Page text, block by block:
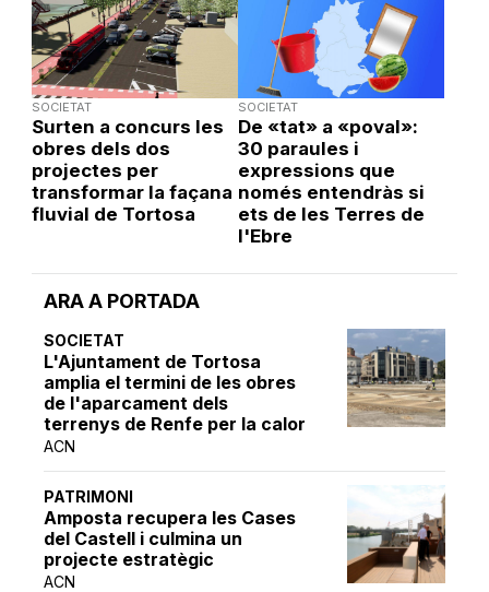
ARA A PORTADA
SOCIETAT
L'Ajuntament de Tortosa
amplia el termini de les obres
de l'aparcament dels
terrenys de Renfe per la calor
ACN
PATRIMONI
Amposta recupera les Cases
del Castell i culmina un
projecte estratègic
ACN
SOCIETAT
Surten a concurs les
obres dels dos
projectes per
transformar la façana
fluvial de Tortosa
SOCIETAT
De «tat» a «poval»:
30 paraules i
expressions que
només entendràs si
ets de les Terres de
l'Ebre